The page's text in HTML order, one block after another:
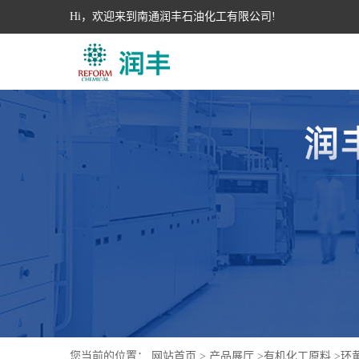
Hi，欢迎来到南通润丰石油化工有限公司!
您当前的位置： 网站首页 > 产品展厅 >有机化工原料 >环